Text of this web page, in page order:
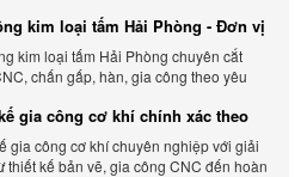
tối ưu chi phí.
kim loại tấm Hải Phòng - Đơn vị
uy tín 2026
kim loại tấm Hải Phòng chuyên cắt
chấn gấp, hàn, gia công theo yêu
gia công cơ khí chính xác theo
gia công cơ khí chuyên nghiệp với giải
thiết kế bản vẽ, gia công CNC đến hoàn